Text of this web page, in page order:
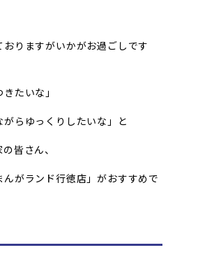
りますがいかがお過ごしです
たいな」
がらゆっくりしたいな」と
皆さん、
がランド行徳店」がおすすめで